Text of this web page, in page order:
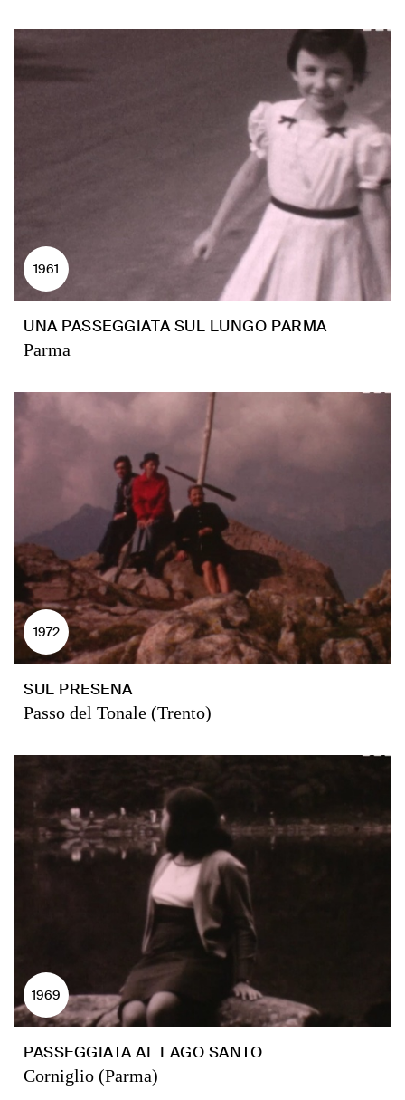
1961
UNA PASSEGGIATA SUL LUNGO PARMA
Parma
1972
SUL PRESENA
Passo del Tonale (Trento)
1969
PASSEGGIATA AL LAGO SANTO
Corniglio (Parma)